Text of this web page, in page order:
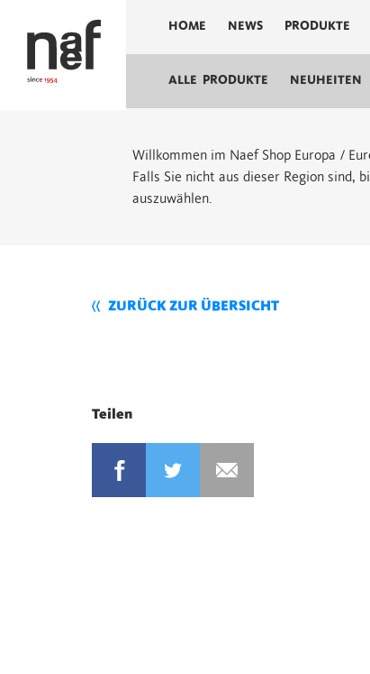
HOME NEWS PRODUKTE
ALLE PRODUKTE NEUHEITEN
Willkommen im Naef Shop Europa /
Falls Sie nicht aus dieser Region sind,
auszuwählen.
ZURÜCK ZUR ÜBERSICHT
Teilen